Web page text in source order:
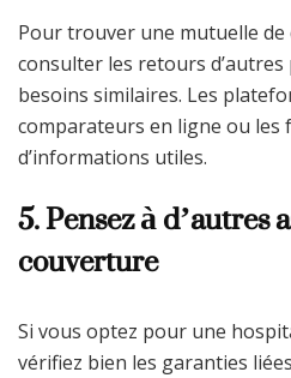
Pour trouver une mutuelle de
consulter les retours
besoins similaires. Les
comparateurs en ligne ou
d’informations utiles.
5. Pensez à d’autres
couverture
Si vous optez pour une
vérifiez bien les garanties